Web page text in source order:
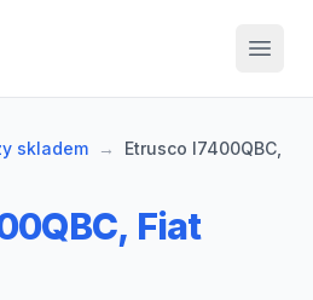
skladem →
Etrusco I7400QBC,
Fiat